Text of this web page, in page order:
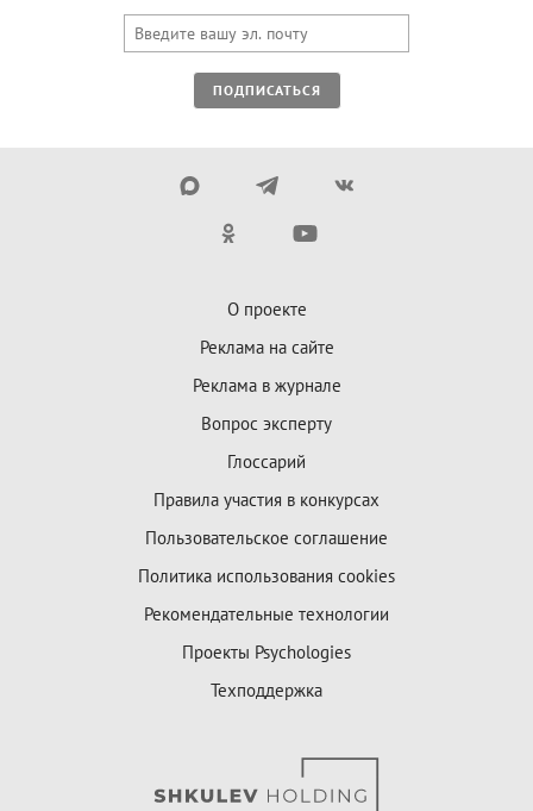
ПОДПИСАТЬСЯ
О проекте
Реклама на сайте
Реклама в журнале
Вопрос эксперту
Глоссарий
Правила участия в конкурсах
Пользовательское соглашение
Политика использования cookies
Рекомендательные технологии
Проекты Psychologies
Техподдержка